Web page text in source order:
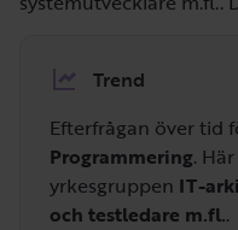
Trend
Efterfrågan över tid
Programmering.
yrkesgruppen IT-
och testledare m.fl..